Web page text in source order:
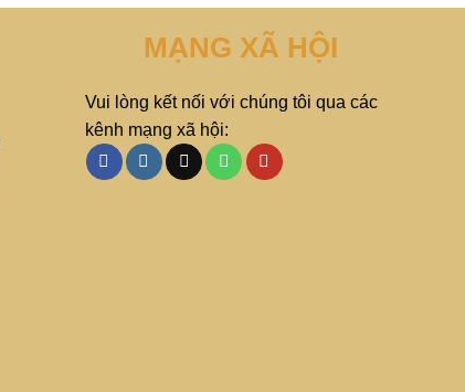
MẠNG XÃ HỘI
Vui lòng kết nối với chúng tôi qua các
kênh mạng xã hội: